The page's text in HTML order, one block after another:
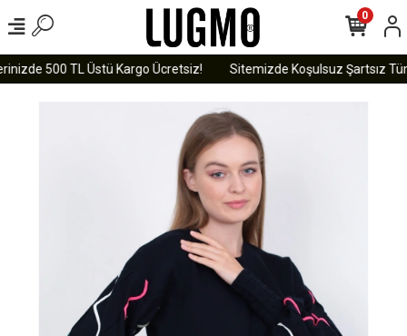
500 TL Üstü Kargo Ücretsiz! Sitemizde Koşulsuz Şartsız
0